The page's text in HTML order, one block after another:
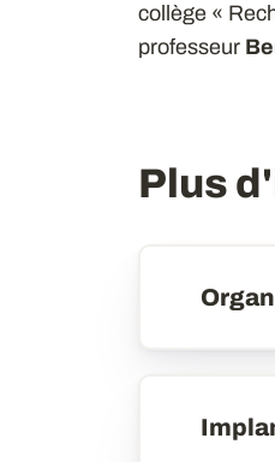
collège «
professeur
Plus